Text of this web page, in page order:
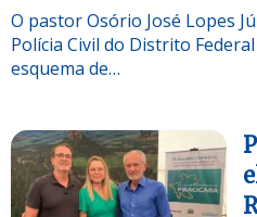
O pastor Osório José Lopes
Polícia Civil do Distrito
esquema de…